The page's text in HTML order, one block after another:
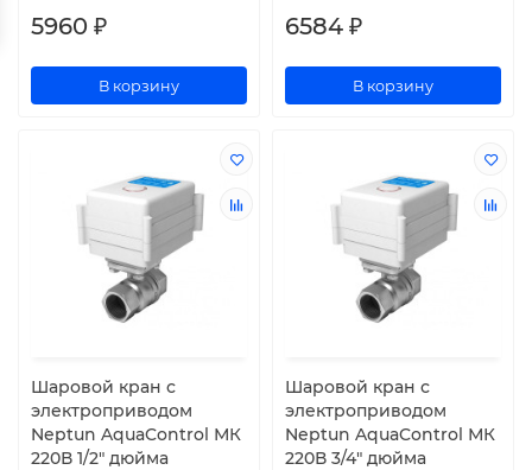
5960 ₽
В корзину
6584 ₽
В корзину
Шаровой кран с
электроприводом
Neptun AquaControl МК
220В 1/2" дюйма
Шаровой кран с
электроприводом
Neptun AquaControl МК
220В 3/4" дюйма